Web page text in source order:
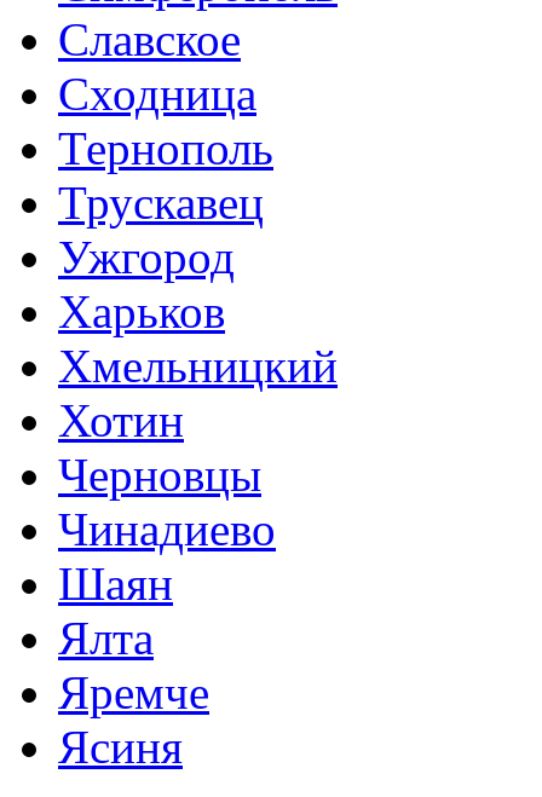
Славское
Сходница
Тернополь
Трускавец
Ужгород
Харьков
Хмельницкий
Хотин
Черновцы
Чинадиево
Шаян
Ялта
Яремче
Ясиня